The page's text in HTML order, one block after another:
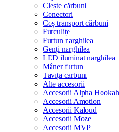
Clește cărbuni
Conectori
Coș transport cărbuni
Furculițe
Furtun narghilea
Genți narghilea
LED iluminat narghilea
Mâner furtun
Tăviță cărbuni
Alte accesorii
Accesorii Alpha Hookah
Accesorii Amotion
Accesorii Kaloud
Accesorii Moze
Accesorii MVP